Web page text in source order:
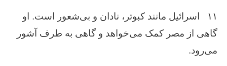
۱۱
اسرائیل مانند کبوتر، نادان و بی‌شعور است. او
گاهی از مصر کمک می‌خواهد و گاهی به طرف آشور
می‌رود.